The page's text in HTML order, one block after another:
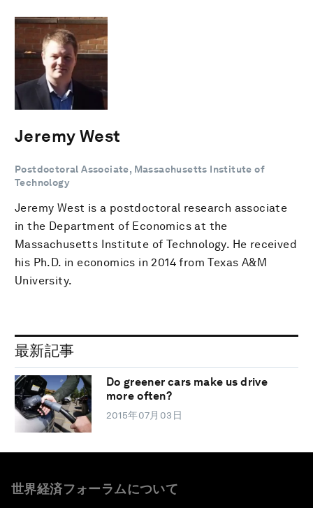
Jeremy West
Postdoctoral Associate, Massachusetts Institute of
Technology
Jeremy West is a postdoctoral research associate
in the Department of Economics at the
Massachusetts Institute of Technology. He received
his Ph.D. in economics in 2014 from Texas A&M
University.
最新記事
Do greener cars make us drive
more often?
2015年07月03日
世界経済フォーラムについて